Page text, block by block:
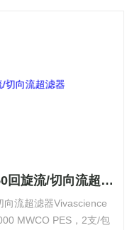
赛多利斯sartorius Vivaflow 50回旋流/切向流超滤器Vivascience
流超滤器Vivascience
MWCO PES，2支/包